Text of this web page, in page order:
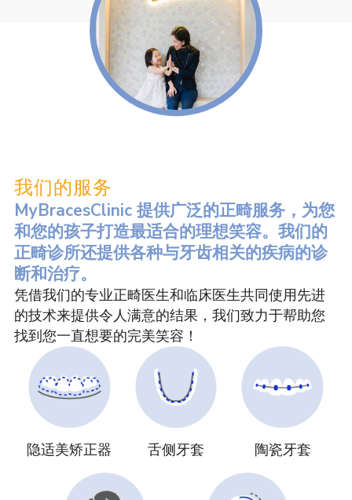
我们的服务
MyBracesClinic 提供广泛的正畸服务，为您
和您的孩子打造最适合的理想笑容。我们的
正畸诊所还提供各种与牙齿相关的疾病的诊
断和治疗。
凭借我们的专业正畸医生和临床医生共同使用先进
的技术来提供令人满意的结果，我们致力于帮助您
找到您一直想要的完美笑容！
隐适美矫正器 舌侧牙套 陶瓷牙套